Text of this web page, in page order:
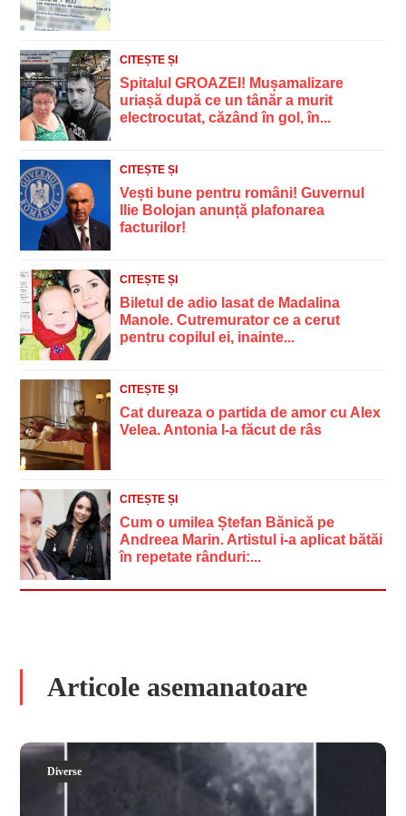
CITEȘTE ȘI
Spitalul GROAZEI! Mușamalizare
uriașă după ce un tânăr a murit
electrocutat, căzând în gol, în...
CITEȘTE ȘI
Vești bune pentru români! Guvernul
Ilie Bolojan anunță plafonarea
facturilor!
CITEȘTE ȘI
Biletul de adio lasat de Madalina
Manole. Cutremurator ce a cerut
pentru copilul ei, inainte...
CITEȘTE ȘI
Cat dureaza o partida de amor cu Alex
Velea. Antonia l-a făcut de râs
CITEȘTE ȘI
Cum o umilea Ștefan Bănică pe
Andreea Marin. Artistul i-a aplicat bătăi
în repetate rânduri:...
Articole asemanatoare
Diverse